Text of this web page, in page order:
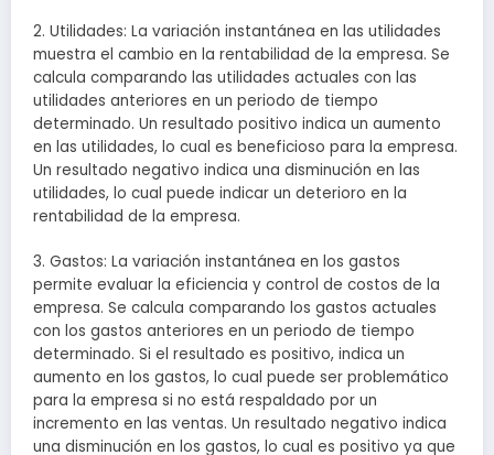
2. Utilidades: La variación instantánea en las utilidades
muestra el cambio en la rentabilidad de la empresa. Se
calcula comparando las utilidades actuales con las
utilidades anteriores en un periodo de tiempo
determinado. Un resultado positivo indica un aumento
en las utilidades, lo cual es beneficioso para la empresa.
Un resultado negativo indica una disminución en las
utilidades, lo cual puede indicar un deterioro en la
rentabilidad de la empresa.
3. Gastos: La variación instantánea en los gastos
permite evaluar la eficiencia y control de costos de la
empresa. Se calcula comparando los gastos actuales
con los gastos anteriores en un periodo de tiempo
determinado. Si el resultado es positivo, indica un
aumento en los gastos, lo cual puede ser problemático
para la empresa si no está respaldado por un
incremento en las ventas. Un resultado negativo indica
una disminución en los gastos, lo cual es positivo ya que